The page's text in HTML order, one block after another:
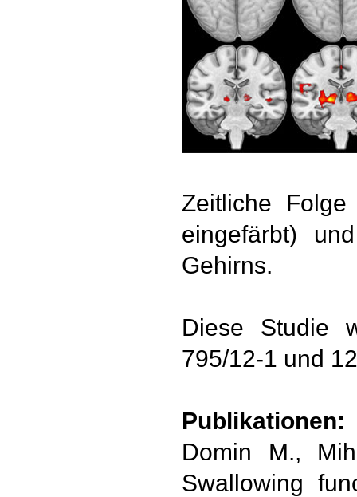
Zeitliche
eingefärbt)
Gehirns.
Diese Studie
795/12-1 und
Publikationen:
Domin M.,
Swallowing